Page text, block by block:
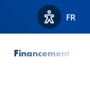
Afficher
FR
Financement